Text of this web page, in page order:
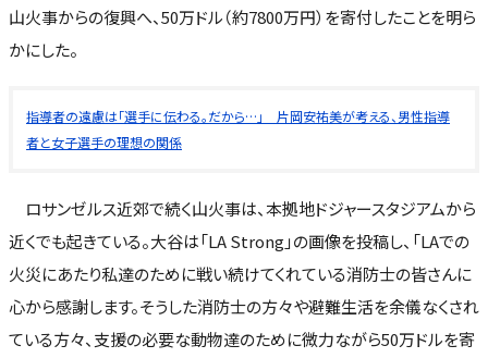
山火事からの復興へ、50万ドル（約7800万円）を寄付したことを明ら
かにした。
指導者の遠慮は「選手に伝わる。だから…」 片岡安祐美が考える、男性指導
者と女子選手の理想の関係
ロサンゼルス近郊で続く山火事は、本拠地ドジャースタジアムから
近くでも起きている。大谷は「LA Strong」の画像を投稿し、「LAでの
火災にあたり私達のために戦い続けてくれている消防士の皆さんに
心から感謝します。そうした消防士の方々や避難生活を余儀なくされ
ている方々、支援の必要な動物達のために微力ながら50万ドルを寄